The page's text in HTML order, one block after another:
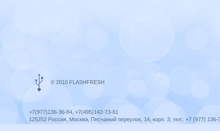
© 2010 FLASHFRESH
+7(977)136-36-84, +7(495)142-73-61
125252 Россия, Москва, Песчаный переулок, 14, корп. 3; тел.: +7 (977) 136-